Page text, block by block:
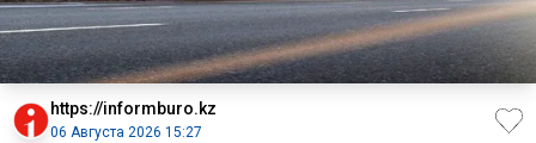
https://informburo.kz
06 Августа 2026 15:27